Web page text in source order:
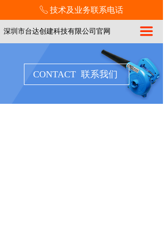
끀
深圳市台达创建科技有限公司官网
ꂅ 技术及业务联系电话
CONTACT 联系我们